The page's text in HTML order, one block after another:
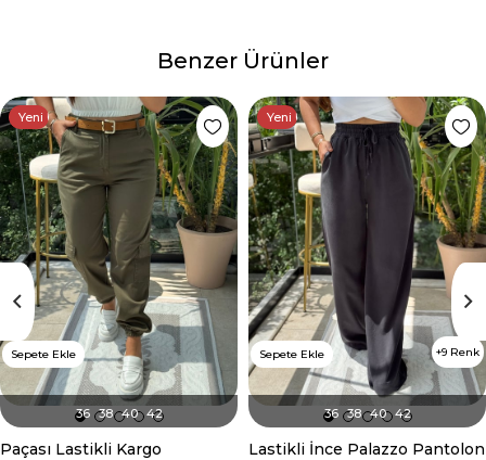
Benzer Ürünler
Paçası Lastikli Kargo
Sepete Ekle
36 38 40 42
Yeni Ürün
9 Renk
Lastikli İnce Palazzo Pantolon
Sepete Ekle
36 38 40 42
Yeni Ürün